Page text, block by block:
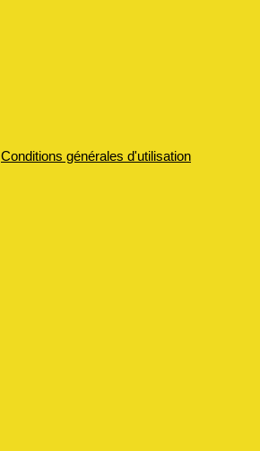
Conditions générales d'utilisation